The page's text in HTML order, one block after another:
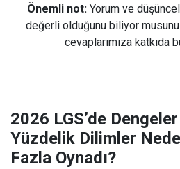
Önemli not: Yorum ve
değerli olduğunu biliyor
cevaplarımıza katkıda
2026 LGS’de
Yüzdelik Dilimler
Fazla Oynadı?